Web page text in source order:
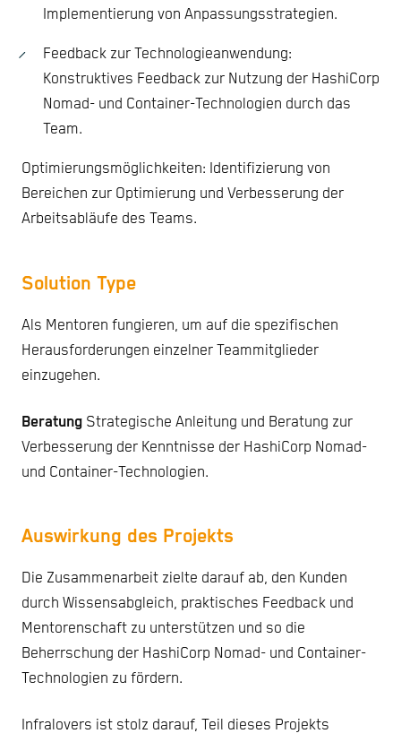
Implementierung von Anpassungsstrategien.
Feedback zur Technologieanwendung:
Konstruktives Feedback zur Nutzung der HashiCorp
Nomad- und Container-Technologien durch das
Team.
Optimierungsmöglichkeiten: Identifizierung von
Bereichen zur Optimierung und Verbesserung der
Arbeitsabläufe des Teams.
Solution Type
Als Mentoren fungieren, um auf die spezifischen
Herausforderungen einzelner Teammitglieder
einzugehen.
Beratung Strategische Anleitung und Beratung zur
Verbesserung der Kenntnisse der HashiCorp Nomad-
und Container-Technologien.
Auswirkung des Projekts
Die Zusammenarbeit zielte darauf ab, den Kunden
durch Wissensabgleich, praktisches Feedback und
Mentorenschaft zu unterstützen und so die
Beherrschung der HashiCorp Nomad- und Container-
Technologien zu fördern.
Infralovers ist stolz darauf, Teil dieses Projekts